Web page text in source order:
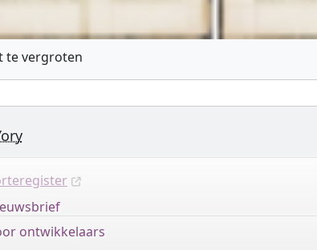
te vergroten
ontwikkelaars